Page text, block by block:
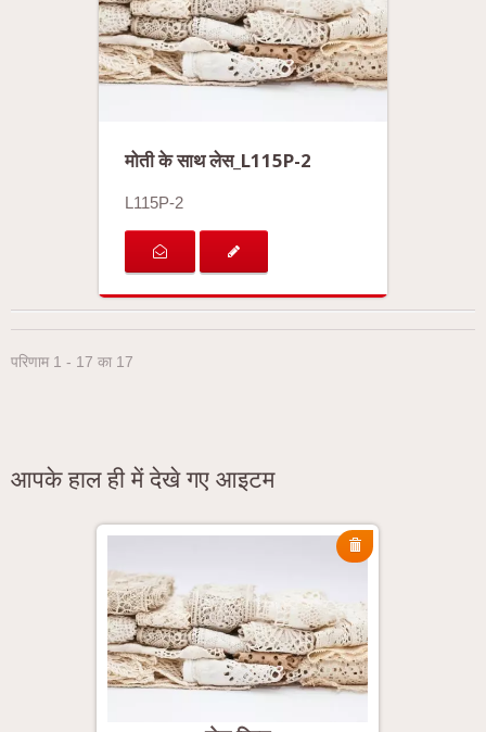
मोती के साथ लेस_L115P-2
L115P-2
परिणाम 1 - 17 का 17
आपके हाल ही में देखे गए आइटम